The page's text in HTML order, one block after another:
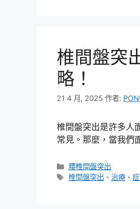
椎間盤突
略！
21 4 月, 2025 作者:
椎間盤突出是許多人
常見。那麼，當我們
分
類
腰椎間盤突出
標
椎間盤突出 、治療 、